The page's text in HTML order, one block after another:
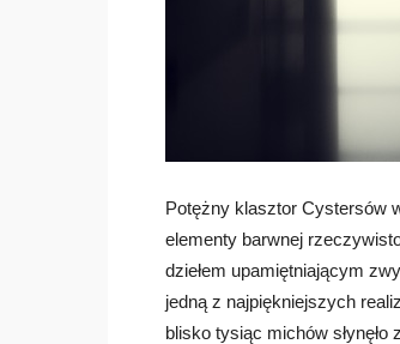
Potężny klasztor Cystersów
elementy barwnej
dziełem upamiętniającym
jedną z najpiękniejszych
blisko tysiąc michów